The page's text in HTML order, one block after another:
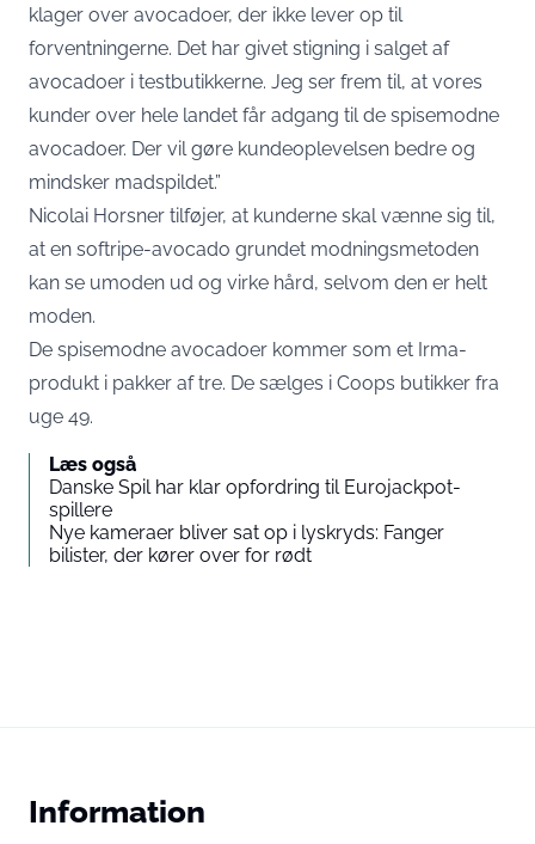
klager over avocadoer, der ikke lever op til
forventningerne. Det har givet stigning i salget af
avocadoer i testbutikkerne. Jeg ser frem til, at vores
kunder over hele landet får adgang til de spisemodne
avocadoer. Der vil gøre kundeoplevelsen bedre og
mindsker madspildet.”
Nicolai Horsner tilføjer, at kunderne skal vænne sig til,
at en softripe-avocado grundet modningsmetoden
kan se umoden ud og virke hård, selvom den er helt
moden.
De spisemodne avocadoer kommer som et Irma-
produkt i pakker af tre. De sælges i Coops butikker fra
uge 49.
Læs også
Danske Spil har klar opfordring til Eurojackpot-
spillere
Nye kameraer bliver sat op i lyskryds: Fanger
bilister, der kører over for rødt
Information